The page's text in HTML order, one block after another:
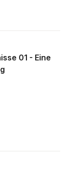
01 - Eine